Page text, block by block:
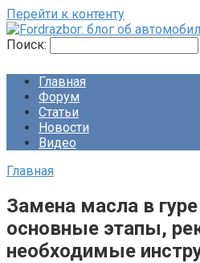
Перейти к контенту
Поиск:
Главная
Форум
Статьи
Новости
Видео
Главная
Замена масла в
основные этапы,
необходимые